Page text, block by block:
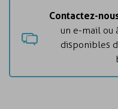
Contactez-
un e-mail ou
disponibles